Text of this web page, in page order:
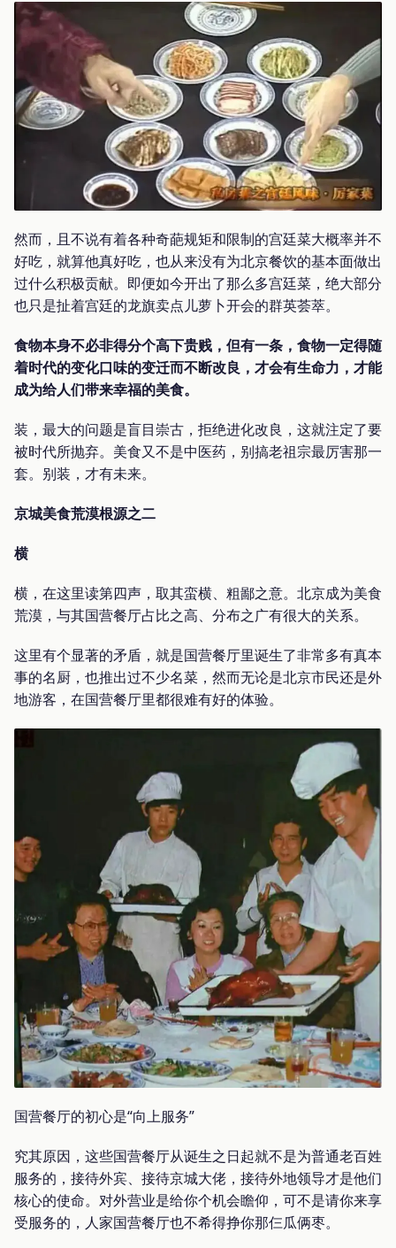
然而，且不说有着各种奇葩规矩和限制的宫廷菜大概率并不
好吃，就算他真好吃，也从来没有为北京餐饮的基本面做出
过什么积极贡献。即便如今开出了那么多宫廷菜，绝大部分
也只是扯着宫廷的龙旗卖点儿萝卜开会的群英荟萃。
食物本身不必非得分个高下贵贱，但有一条，食物一定得随
着时代的变化口味的变迁而不断改良，才会有生命力，才能
成为给人们带来幸福的美食。
装，最大的问题是盲目崇古，拒绝进化改良，这就注定了要
被时代所抛弃。美食又不是中医药，别搞老祖宗最厉害那一
套。别装，才有未来。
京城美食荒漠根源之二
横
横，在这里读第四声，取其蛮横、粗鄙之意。北京成为美食
荒漠，与其国营餐厅占比之高、分布之广有很大的关系。
这里有个显著的矛盾，就是国营餐厅里诞生了非常多有真本
事的名厨，也推出过不少名菜，然而无论是北京市民还是外
地游客，在国营餐厅里都很难有好的体验。
国营餐厅的初心是“向上服务”
究其原因，这些国营餐厅从诞生之日起就不是为普通老百姓
服务的，接待外宾、接待京城大佬，接待外地领导才是他们
核心的使命。对外营业是给你个机会瞻仰，可不是请你来享
受服务的，人家国营餐厅也不希得挣你那仨瓜俩枣。